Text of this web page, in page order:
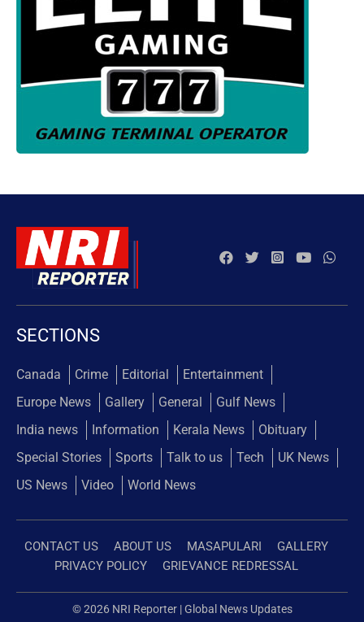
SECTIONS
Canada Crime Editorial
Entertainment
Europe News
Gallery General
Gulf News
India news
Information Kerala News
Obituary
Special Stories
Sports Talk to us Tech
UK News
US News
Video World News
CONTACT US ABOUT US MASAPULARI
GALLERY
PRIVACY POLICY
GRIEVANCE REDRESSAL
© 2026 NRI Reporter | Global News Updates